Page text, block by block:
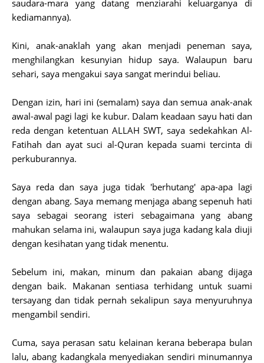
saudara-mara yang datang menziarahi keluarganya di
kediamannya).
Kini, anak-anaklah yang akan menjadi peneman saya,
menghilangkan kesunyian hidup saya. Walaupun baru
sehari, saya mengakui saya sangat merindui beliau.
Dengan izin, hari ini (semalam) saya dan semua anak-anak
awal-awal pagi lagi ke kubur. Dalam keadaan sayu hati dan
reda dengan ketentuan ALLAH SWT, saya sedekahkan Al-
Fatihah dan ayat suci al-Quran kepada suami tercinta di
perkuburannya.
Saya reda dan saya juga tidak 'berhutang' apa-apa lagi
dengan abang. Saya memang menjaga abang sepenuh hati
saya sebagai seorang isteri sebagaimana yang abang
mahukan selama ini, walaupun saya juga kadang kala diuji
dengan kesihatan yang tidak menentu.
Sebelum ini, makan, minum dan pakaian abang dijaga
dengan baik. Makanan sentiasa terhidang untuk suami
tersayang dan tidak pernah sekalipun saya menyuruhnya
mengambil sendiri.
Cuma, saya perasan satu kelainan kerana beberapa bulan
lalu, abang kadangkala menyediakan sendiri minumannya